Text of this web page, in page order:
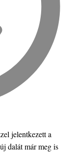
jelentkezett a
dalát már meg is